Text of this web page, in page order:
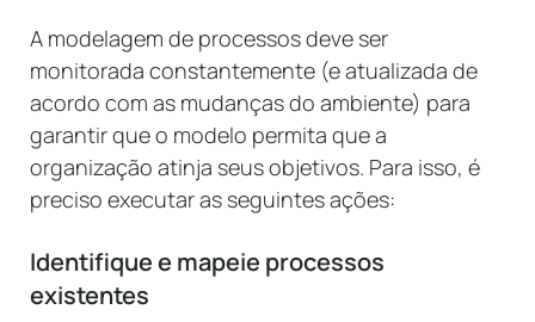
A modelagem de processos deve ser
monitorada constantemente (e atualizada de
acordo com as mudanças do ambiente) para
garantir que o modelo permita que a
organização atinja seus objetivos. Para isso, é
preciso executar as seguintes ações:
Identifique e mapeie processos
existentes